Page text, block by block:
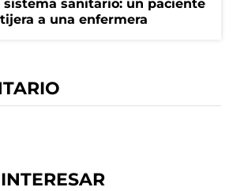
sistema sanitario: un paciente
a una enfermera